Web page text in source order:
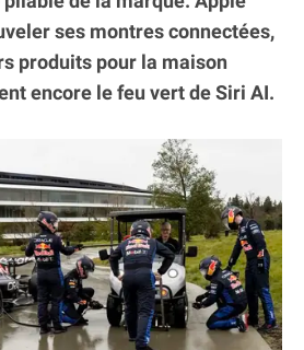
ses montres connectées,
produits pour la maison
encore le feu vert de Siri AI.